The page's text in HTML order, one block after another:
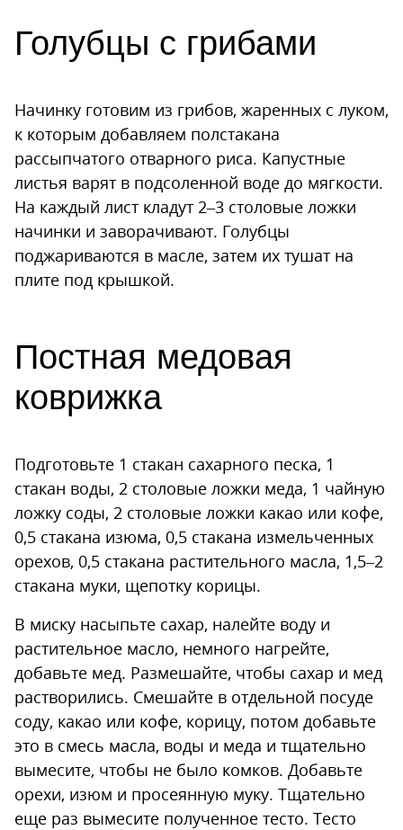
Голубцы с грибами
Начинку готовим из грибов, жаренных с луком,
к которым добавляем полстакана
рассыпчатого отварного риса. Капустные
листья варят в подсоленной воде до мягкости.
На каждый лист кладут 2–3 столовые ложки
начинки и заворачивают. Голубцы
поджариваются в масле, затем их тушат на
плите под крышкой.
Постная медовая
коврижка
Подготовьте 1 стакан сахарного песка, 1
стакан воды, 2 столовые ложки меда, 1 чайную
ложку соды, 2 столовые ложки какао или кофе,
0,5 стакана изюма, 0,5 стакана измельченных
орехов, 0,5 стакана растительного масла, 1,5–2
стакана муки, щепотку корицы.
В миску насыпьте сахар, налейте воду и
растительное масло, немного нагрейте,
добавьте мед. Размешайте, чтобы сахар и мед
растворились. Смешайте в отдельной посуде
соду, какао или кофе, корицу, потом добавьте
это в смесь масла, воды и меда и тщательно
вымесите, чтобы не было комков. Добавьте
орехи, изюм и просеянную муку. Тщательно
еще раз вымесите полученное тесто. Тесто